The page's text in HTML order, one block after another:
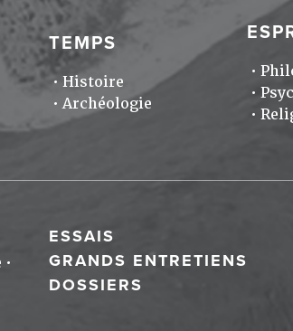
TEMPS
Histoire
Archéologie
ESSAIS
GRANDS ENTRETIENS
DOSSIERS